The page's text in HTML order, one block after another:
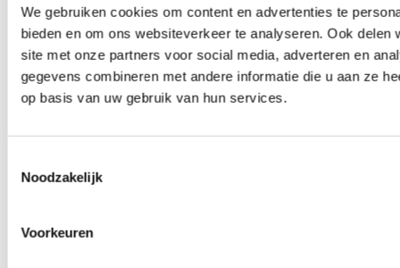
We gebruiken cookies om content en advertenties te
bieden en om ons websiteverkeer te analyseren. Ook
site met onze partners voor social media, adverteren en
gegevens combineren met andere informatie die u aan ze
op basis van uw gebruik van hun services.
Noodzakelijk
Voorkeuren
0producten beschikbaar
Spoorverbreders
0producten beschikbaar
Wielmoeren
0producten beschikbaar
Draadeinden
0 producten beschikbaar
0producten beschikbaar